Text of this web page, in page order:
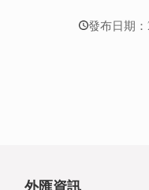
發布日期：